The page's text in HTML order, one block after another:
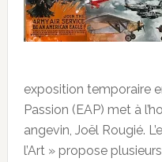
exposition temporaire
Passion (EAP) met à
angevin, Joël Rougié.
l’Art » propose